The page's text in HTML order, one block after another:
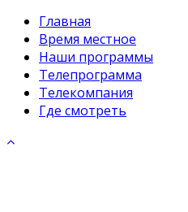
Главная
Время местное
Наши программы
Телепрограмма
Телекомпания
Где смотреть